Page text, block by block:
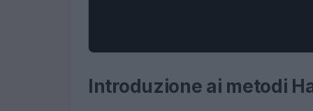
Introduzione ai metodi